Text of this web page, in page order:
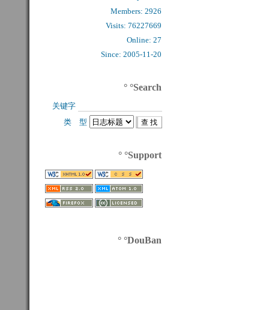
Members: 2926
Visits: 76227669
Online: 27
Since: 2005-11-20
° °Search
关键字
类 型
° °Support
° °DouBan